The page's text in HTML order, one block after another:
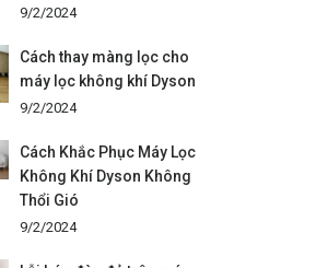
9/2/2024
Cách thay màng lọc cho
máy lọc không khí Dyson
9/2/2024
Cách Khắc Phục Máy Lọc
Không Khí Dyson Không
Thổi Gió
9/2/2024